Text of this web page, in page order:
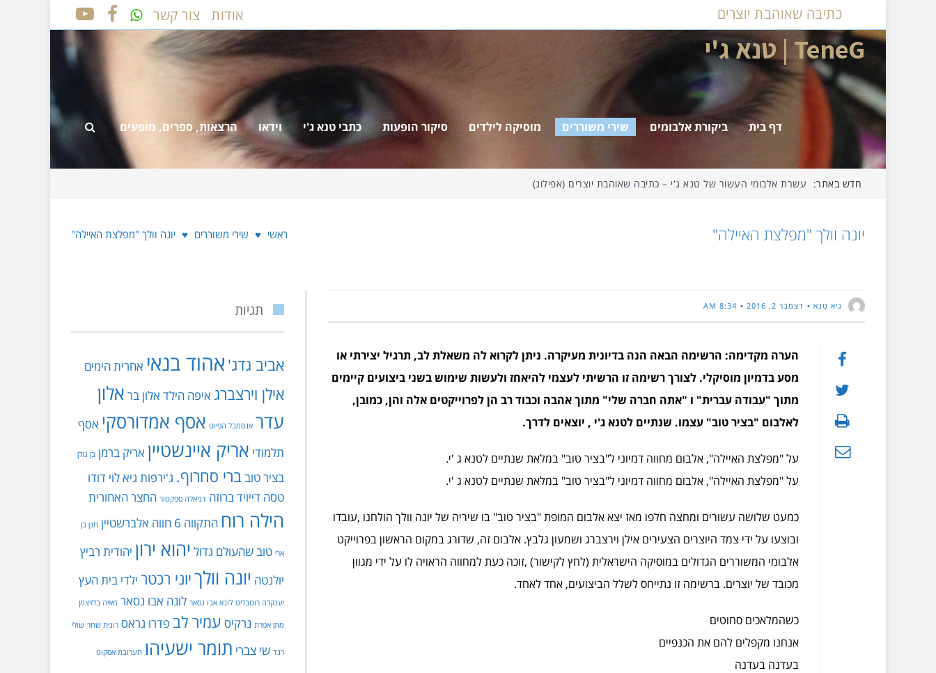
כתיבה שאוהבת יוצרים אודות צור קשר
FACEBOOK
YOUTUBE
TeneG | טנא ג'י
דף בית ביקורת אלבומים שירי משוררים מוסיקה לילדים סיקור הופעות כתבי טנא ג'י וידאו הרצאות, ספרים, מופעים
חדש באתר: דצמבר ג'י – על אלבומי החודש שחלף…
יונה וולך "מפלצת האיילה" ראשי ♥ שירי משוררים ♥ יונה וולך "מפלצת האיילה"
גיא טנא דצמבר 2, 2016 8:34 AM
הערה מקדימה: הרשימה הבאה הנה בדיונית מעיקרה. ניתן לקרוא לה משאלת לב, תרגיל יצירתי או
מסע בדמיון מוסיקלי. לצורך רשימה זו הרשיתי לעצמי להיאחז ולעשות שימוש בשני ביצועים קיימים
מתוך "עבודה עברית" ו "אתה חברה שלי" מתוך אהבה וכבוד רב הן לפרוייקטים אלה והן, כמובן,
לאלבום "בציר טוב" עצמו. שנתיים לטנא ג'י , יוצאים לדרך.
על "מפלצת האיילה", אלבום מחווה דמיוני ל"בציר טוב" במלאת שנתיים לטנא ג 'י.
על "מפלצת האיילה", אלבום מחווה דמיוני ל"בציר טוב" במלאת שנתיים לטנא ג 'י.
כמעט שלושה עשורים ומחצה חלפו מאז יצא אלבום המופת "בציר טוב" בו שיריה של יונה וולך הולחנו ,עובדו
ובוצעו על ידי צמד היוצרים הצעירים אילן וירצברג ושמעון גלבץ. אלבום זה, שדורג במקום הראשון בפרוייקט
אלבומי המשוררים הגדולים במוסיקה הישראלית (לחץ לקישור) ,זוכה כעת למחווה הראויה לו על ידי מגוון
מכובד של יוצרים. ברשימה זו נתייחס לשלל הביצועים, אחד לאחד.
כשהמלאכים סחוטים
אנחנו מקפלים להם את הכנפיים
בעדנה בעדנה
תגיות
אביב גדג' אהוד בנאי אחרית הימים
אילן וירצברג איפה הילד אלון בר אלון
עדר אנסמבל הפיוט אסף אמדורסקי אסף
תלמודי אריק איינשטיין אריק ברמן בן גולן
בציר טובברי סחרוף. ג'ירפות גיא לוי דודו
טסה דייויד ברוזה דניאלה ספקטור החצר האחורית
הילה רוח התקווה 6 חווה אלברשטיין חנן בן
ארי טוב שהעולם גדול יהוא ירון יהודית רביץ
יולנטה יונה וולךיוני רכטר ילדי בית העץ
יענקלה רוטבליט לונא אבו נסאר לונה אבו נסאר מאיה בלזיצמן
מתן אפרת נרקיס עמיר לב פדרו גראס רונית שחר שולי
רנד שי צברי תומר ישעיהו תערובת אסקוט